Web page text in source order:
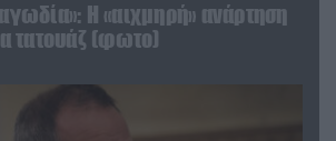
Η «αιχμηρή» ανάρτηση
τατουάζ (φωτο)